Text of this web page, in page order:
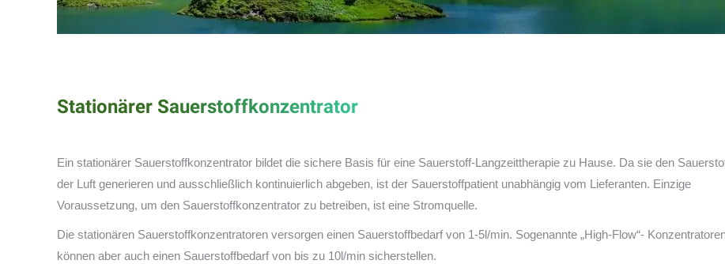
Stationärer Sauerstoffkonzentrator
Ein stationärer Sauerstoffkonzentrator bildet die sichere Basis für eine Sauerstoff-Langzeittherapie zu Hause. Da sie den
der Luft generieren und ausschließlich kontinuierlich abgeben, ist der Sauerstoffpatient unabhängig vom Lieferanten. Einzige
Voraussetzung, um den Sauerstoffkonzentrator zu betreiben, ist eine Stromquelle.
Die stationären Sauerstoffkonzentratoren versorgen einen Sauerstoffbedarf von 1-5l/min. Sogenannte „High-Flow“-
können aber auch einen Sauerstoffbedarf von bis zu 10l/min sicherstellen.